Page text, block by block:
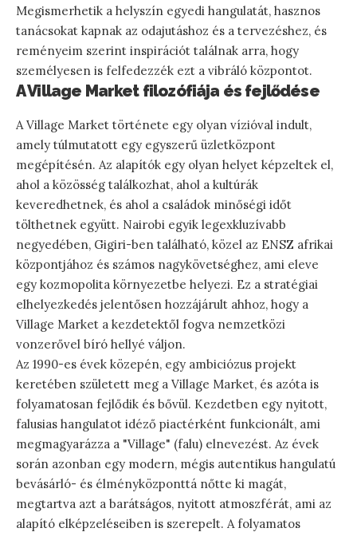
Megismerhetik a helyszín egyedi hangulatát, hasznos
tanácsokat kapnak az odajutáshoz és a tervezéshez, és
reményeim szerint inspirációt találnak arra, hogy
személyesen is felfedezzék ezt a vibráló központot.
A Village Market filozófiája és fejlődése
A Village Market története egy olyan vízióval indult,
amely túlmutatott egy egyszerű üzletközpont
megépítésén. Az alapítók egy olyan helyet képzeltek el,
ahol a közösség találkozhat, ahol a kultúrák
keveredhetnek, és ahol a családok minőségi időt
tölthetnek együtt. Nairobi egyik legexkluzívabb
negyedében, Gigiri-ben található, közel az ENSZ afrikai
központjához és számos nagykövetséghez, ami eleve
egy kozmopolita környezetbe helyezi. Ez a stratégiai
elhelyezkedés jelentősen hozzájárult ahhoz, hogy a
Village Market a kezdetektől fogva nemzetközi
vonzerővel bíró hellyé váljon.
Az 1990-es évek közepén, egy ambiciózus projekt
keretében született meg a Village Market, és azóta is
folyamatosan fejlődik és bővül. Kezdetben egy nyitott,
falusias hangulatot idéző piactérként funkcionált, ami
megmagyarázza a "Village" (falu) elnevezést. Az évek
során azonban egy modern, mégis autentikus hangulatú
bevásárló- és élményközponttá nőtte ki magát,
megtartva azt a barátságos, nyitott atmoszférát, ami az
alapító elképzeléseiben is szerepelt. A folyamatos